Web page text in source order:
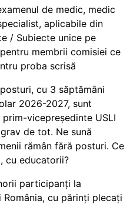
de medic, medic
aplicabile din
/ Subiecte unice pe
membrii comisiei ce
proba scrisă
cu 3 săptămâni
2026-2027, sunt
vicepreședinte USLI
de tot. Ne sună
rămân fără posturi. Ce
cu educatorii?
participanți la
cu părinți plecați